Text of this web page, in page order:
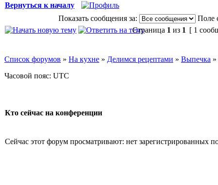
Вернуться к началу
Показать сообщения за:
Поле
Страница 1 из 1 [ 1
Список форумов » На кухне » Делимся рецептами » Выпечка »
Часовой пояс: UTC
Кто сейчас на конференции
Сейчас этот форум просматривают: нет зарегистрированных